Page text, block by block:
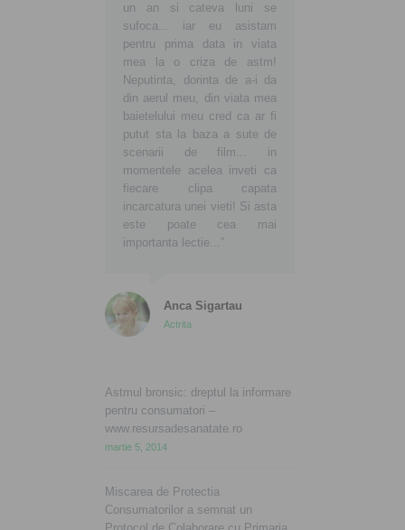
un an si cateva luni se
sufoca... iar eu asistam
pentru prima data in viata
mea la o criza de astm!
Neputinta, dorinta de a-i da
din aerul meu, din viata mea
baietelului meu cred ca ar fi
putut sta la baza a sute de
scenarii de film... in
momentele acelea inveti ca
fiecare clipa capata
incarcatura unei vieti! Si asta
este poate cea mai
importanta lectie...”
Anca Sigartau
Actrita
Astmul bronsic: dreptul la informare
pentru consumatori –
www.resursadesanatate.ro
martie 5, 2014
Miscarea de Protectia
Consumatorilor a semnat un